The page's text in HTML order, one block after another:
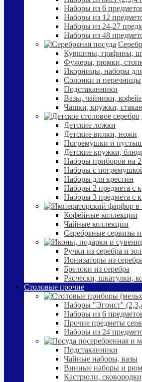
Наборы из 6
Наборы из 12
Наборы из 24-27
Наборы из 48
Кувшины, графины,
Фужеры, рюмки,
Икорницы, наборы
Солонки и перечницы
Подстаканники
Вазы, чайники,
Чашки, кружки,
Детские ложки
Детские вилки, ножи
Погремушки и
Детские кружки,
Наборы приборов на
Наборы с
Наборы для крестин
Наборы 2 предмета с
Наборы 3 предмета с
Кофейные коллекции
Чайные коллекции
Серебряные сервизы
Ручки из серебра и
Ионизаторы из
Брелоки из серебра
Расчески, шкатулки,
Столовые прочие
Наборы "Эгоист"
Наборы из 6
Прочие предметы
Наборы из 24
Подстаканники
Чайные наборы, вазы
Винные наборы и
Кастрюли,